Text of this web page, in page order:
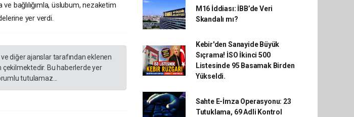
bağlılığımla, üslubum, nezaketim
yer verdi.
diğer ajanslar tarafından eklenen
Bu haberlerde yer
tutulamaz...
M16 İddiası: İBB’de Veri
Skandalı mı?
Kebir'den Sanayide Büyük
Sıçrama! İSO İkinci 500
Listesinde 95 Basamak Birden
Yükseldi.
Sahte E-İmza Operasyonu: 23
Tutuklama, 69 Adli Kontrol